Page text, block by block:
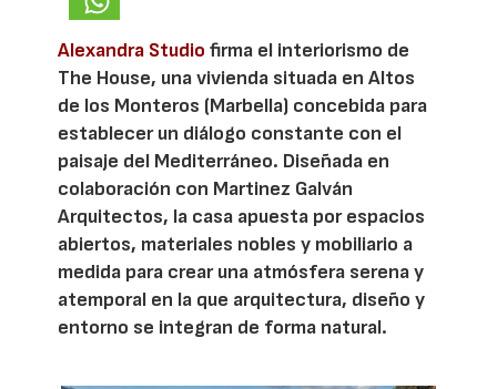
Alexandra Studio firma el interiorismo de
The House, una vivienda situada en Altos
de los Monteros (Marbella) concebida para
establecer un diálogo constante con el
paisaje del Mediterráneo. Diseñada en
colaboración con Martinez Galván
Arquitectos, la casa apuesta por espacios
abiertos, materiales nobles y mobiliario a
medida para crear una atmósfera serena y
atemporal en la que arquitectura, diseño y
entorno se integran de forma natural.